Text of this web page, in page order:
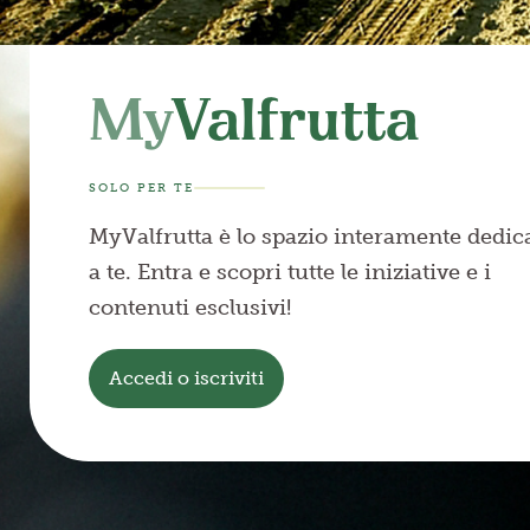
MyValfrutta
SOLO PER TE
MyValfrutta è lo spazio interamente
a te. Entra e scopri tutte le iniziative e i
contenuti esclusivi!
Accedi o iscriviti